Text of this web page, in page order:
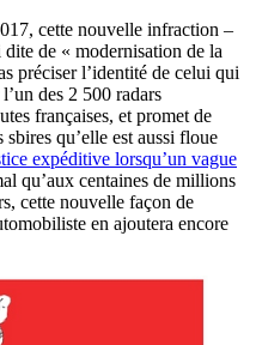
cette nouvelle infraction –
de « modernisation de la
préciser l’identité de celui qui
des 2 500 radars
françaises, et promet de
sbires qu’elle est aussi floue
expéditive lorsqu’un vague
qu’aux centaines de millions
cette nouvelle façon de
en ajoutera encore